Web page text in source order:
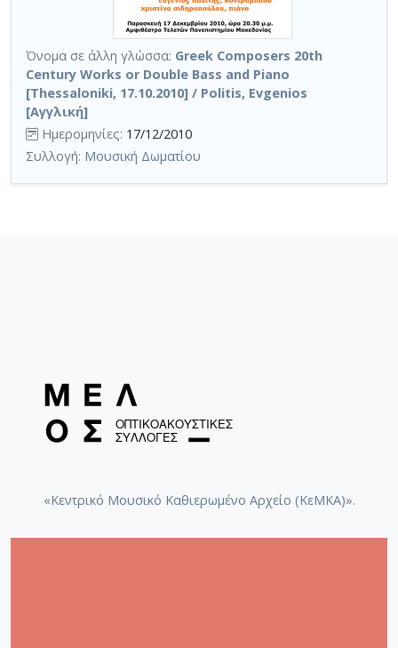
Όνομα σε άλλη γλώσσα: Greek Composers 20th
Century Works or Double Bass and Piano
[Thessaloniki, 17.10.2010] / Politis, Evgenios
[Αγγλική]
Ημερομηνίες: 17/12/2010
Συλλογή: Μουσική Δωματίου
«Κεντρικό Μουσικό Καθιερωμένο Αρχείο (ΚεΜΚΑ)».